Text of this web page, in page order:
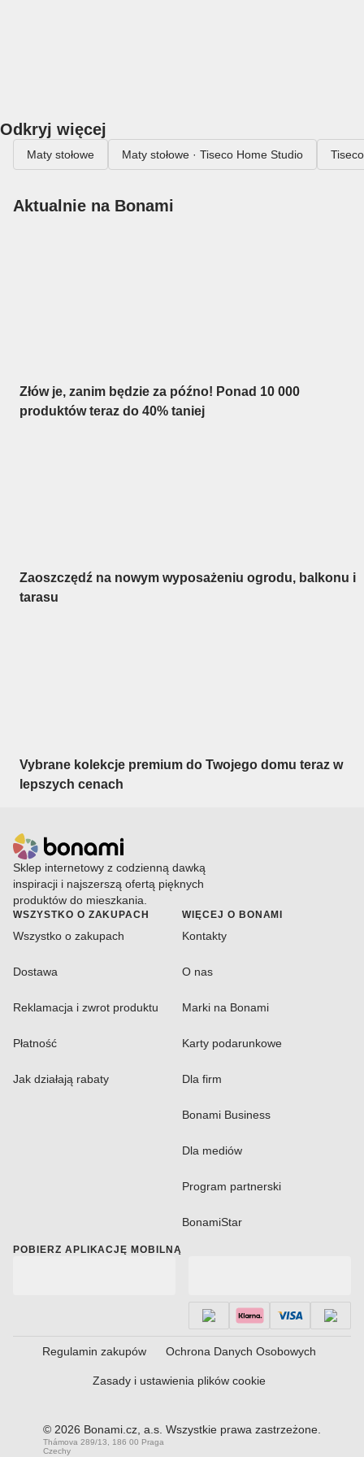
Odkryj więcej
Maty stołowe Maty stołowe · Tiseco Home Studio
Aktualnie na Bonami
Złów je, zanim będzie za późno! Ponad 10 000
produktów teraz do 40% taniej
Zaoszczędź na nowym wyposażeniu ogrodu, balkonu i
tarasu
Vybrane kolekcje premium do Twojego domu teraz w
lepszych cenach
Sklep internetowy z codzienną dawką
inspiracji i najszerszą ofertą pięknych
produktów do mieszkania.
WSZYSTKO O ZAKUPACH
Wszystko o zakupach
Dostawa
Reklamacja i zwrot produktu
Płatność
Jak działają rabaty
WIĘCEJ O BONAMI
Kontakty
O nas
Marki na Bonami
Karty podarunkowe
Dla firm
Bonami Business
Dla mediów
Program partnerski
BonamiStar
POBIERZ APLIKACJĘ MOBILNĄ
Regulamin zakupów Ochrona Danych Osobowych
Zasady i ustawienia plików cookie
© 2026 Bonami.cz, a.s. Wszystkie prawa zastrzeżone.
Thámova 289/13, 186 00 Praga
Czechy